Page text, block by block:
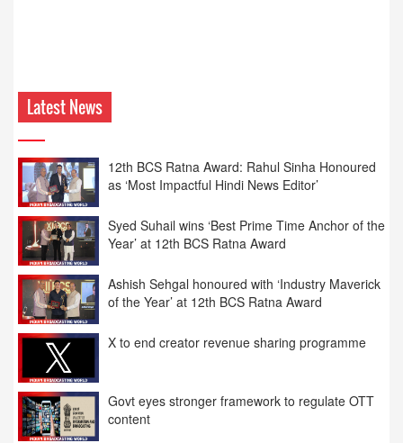
Latest News
as ‘Most Impactful Hindi News Editor’
Syed Suhail wins ‘Best Prime Time Anchor of the
Year’ at 12th BCS Ratna Award
Ashish Sehgal honoured with ‘Industry Maverick
of the Year’ at 12th BCS Ratna Award
X to end creator revenue sharing programme
Govt eyes stronger framework to regulate OTT
News18 India honoured as ‘Best Hindi News
Channel of the Year’ at 12th BCS Ratna Award